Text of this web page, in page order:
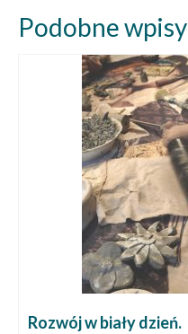
Podobne wpisy
Rozwój w biały dzień.